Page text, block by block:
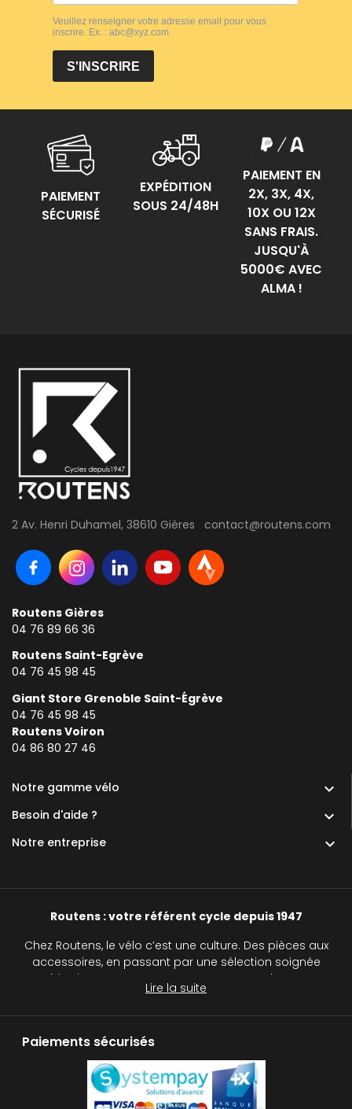
PAIEMENT
SÉCURISÉ
EXPÉDITION
SOUS 24/48H
PAIEMENT EN
2X, 3X, 4X,
10X OU 12X
SANS FRAIS.
JUSQU'À
5000€ AVEC
ALMA !
2 Av. Henri Duhamel, 38610 Gières contact@routens.com
Routens Gières
04 76 89 66 36
Routens Saint-Egrève
04 76 45 98 45
Giant Store Grenoble Saint-Égrève
04 76 45 98 45
Routens Voiron
04 86 80 27 46
Notre gamme vélo 
Besoin d'aide ? 
Notre entreprise 
Routens : votre référent cycle depuis 1947
Chez Routens, le vélo c’est une culture. Des pièces aux
accessoires, en passant par une sélection soignée
d’équipements, nous accompagnons chaque
cycliste, du passionné au curieux, sur tous les
Routens, c’est plus qu’un simple magasin de vélos :
c’est une véritable institution pour tous les passionnés
de deux roues. Avec notre réseau de cinq magasins
de cycles, nous vous accompagnons dans le choix
Lire la suite
Paiements sécurisés